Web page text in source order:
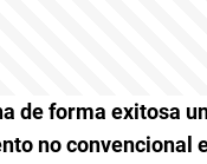
de forma exitosa
no convencional